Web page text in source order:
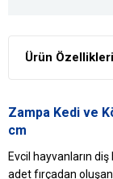
Ürün Özellikleri
Zampa Kedi ve
cm
Evcil hayvanların diş
adet fırçadan oluşan